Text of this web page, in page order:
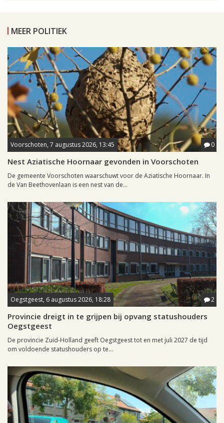
MEER POLITIEK
Voorschoten, 7 augustus 2026, 13:45 0
Nest Aziatische Hoornaar gevonden in Voorschoten
De gemeente Voorschoten waarschuwt voor de Aziatische Hoornaar. In
de Van Beethovenlaan is een nest van de...
Oegstgeest, 6 augustus 2026, 18:28 2
Provincie dreigt in te grijpen bij opvang statushouders
Oegstgeest
De provincie Zuid-Holland geeft Oegstgeest tot en met juli 2027 de tijd
om voldoende statushouders op te...